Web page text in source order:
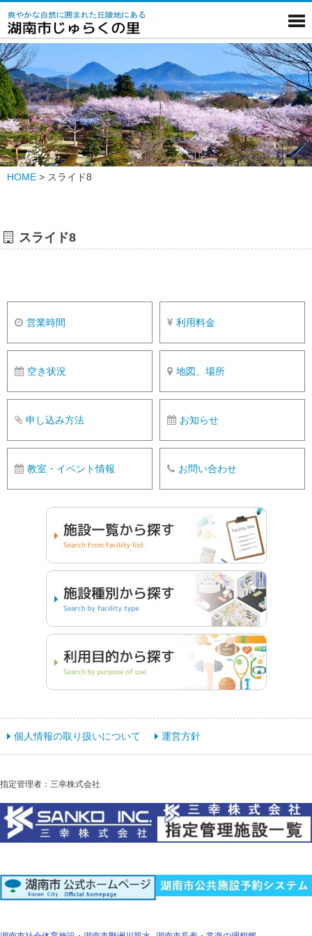
HOME > スライド8
スライド8
営業時間 利用料金
空き状況 地図、場所
申し込み方法 お知らせ
教室・イベント情報 お問い合わせ
個人情報の取り扱いについて 運営方針
指定管理者：三幸株式会社